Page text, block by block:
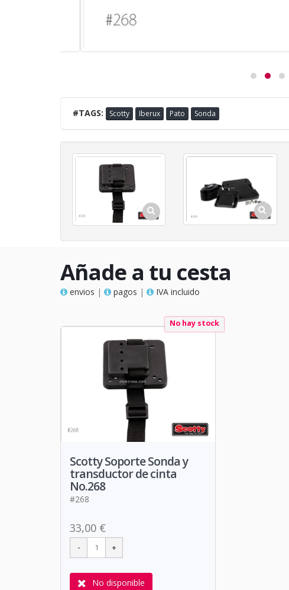
#TAGS: Scotty Iberux Pato Sonda
Añade a tu cesta
envios | pagos | IVA incluido
No hay stock
Scotty Soporte Sonda y
transductor de cinta
No.268
#268
33,00 €
No disponible